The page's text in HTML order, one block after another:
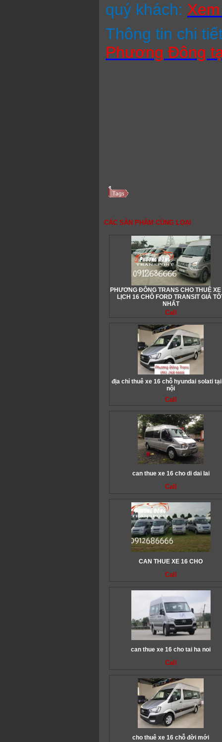
quý khách:
Thông tin chi
Phương Đông
CÁC SẢN PHẨM CÙNG LOẠI
PHƯƠNG ĐÔNG TRANS CHO THUÊ
LỊCH 16 CHỖ FORD TRANSIT GIÁ
NHẤT
Call
địa chỉ thuê xe 16 chỗ hyundai solati
nội
Call
can thue xe 16 cho di dai lai
Call
CAN THUE XE 16 CHO
Call
can thue xe 16 cho tai ha noi
Call
cho thuê xe 16 chỗ đời mới